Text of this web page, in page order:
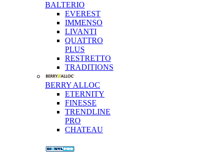
BALTERIO
EVEREST
IMMENSO
LIVANTI
QUATTRO
PLUS
RESTRETTO
TRADITIONS
BERRY ALLOC
ETERNITY
FINESSE
TRENDLINE
PRO
CHATEAU